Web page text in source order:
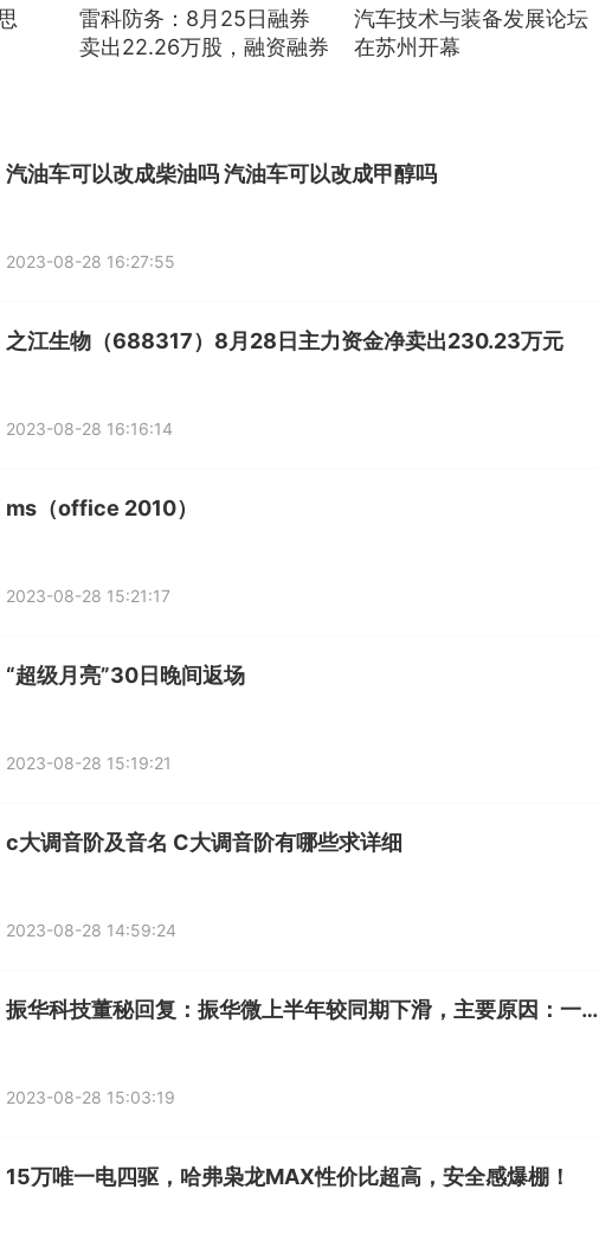
雷科防务：8月25日融券
卖出22.26万股，融资融券
汽车技术与装备发展论坛
在苏州开幕
汽油车可以改成柴油吗 汽油车可以改成甲醇吗
2023-08-28 16:27:55
之江生物（688317）8月28日主力资金净卖出230.23万元
2023-08-28 16:16:14
ms（office 2010）
2023-08-28 15:21:17
“超级月亮”30日晚间返场
2023-08-28 15:19:21
c大调音阶及音名 C大调音阶有哪些求详细
2023-08-28 14:59:24
振华科技董秘回复：振华微上半年较同期下滑，主要原因：一是该板块生产周期相对较长，上半年部分订单尚未交付
2023-08-28 15:03:19
15万唯一电四驱，哈弗枭龙MAX性价比超高，安全感爆棚！